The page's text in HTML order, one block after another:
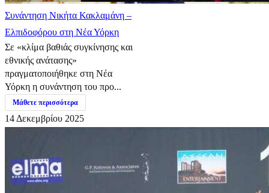
Συνάντηση Νικήτα Κακλαμάνη –
Ελπιδοφόρου στη Νέα Υόρκη
Σε «κλίμα βαθιάς συγκίνησης και
εθνικής ανάτασης»
πραγματοποιήθηκε στη Νέα
Υόρκη η συνάντηση του προ...
Μάθετε περισσότερα
14 Δεκεμβρίου 2025